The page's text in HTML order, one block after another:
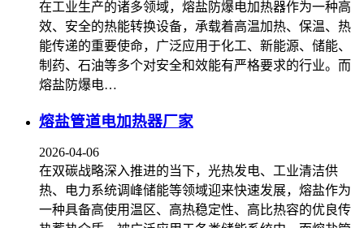
在工业生产的诸多领域，熔盐防爆电加热器作为一种高
效、安全的热能转换设备，承载着高温加热、保温、热
能传递的重要使命，广泛应用于化工、新能源、储能、
制药、石油等多个对安全和效能有严格要求的行业。而
熔盐防爆电…
熔盐管道电加热器厂家
2026-04-06
在双碳战略深入推进的当下，光热发电、工业清洁供
热、电力系统调峰储能等领域迎来快速发展，熔盐作为
一种具备高使用温区、高热稳定性、高比热容的优良传